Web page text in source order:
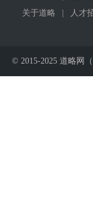
关于道略
人才
© 2015-2025 道略网